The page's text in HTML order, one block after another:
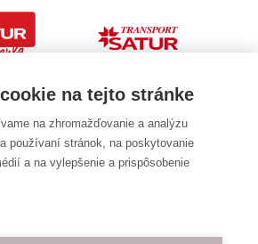
na tejto stránke
na zhromažďovanie a analýzu
používaní stránok, na poskytovanie
a na vylepšenie a prispôsobenie